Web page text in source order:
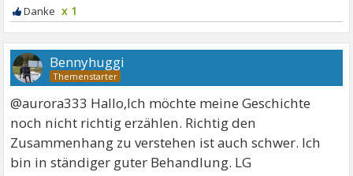
x 1
Bennyhuggi
@aurora333 Hallo,Ich möchte meine Geschichte
noch nicht richtig erzählen. Richtig den
Zusammenhang zu verstehen ist auch schwer. Ich
bin in ständiger guter Behandlung. LG